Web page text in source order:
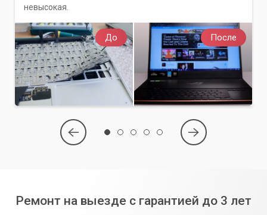
До После
невысокая.
Ремонт на выезде с гарантией до 3 лет